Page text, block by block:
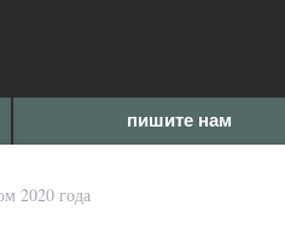
пишите нам
2020 года